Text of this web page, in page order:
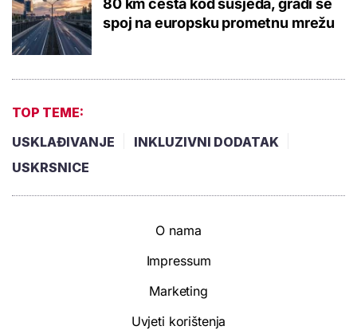
80 km cesta kod susjeda, gradi se
spoj na europsku prometnu mrežu
TOP TEME:
USKLAĐIVANJE
INKLUZIVNI DODATAK
USKRSNICE
O nama
Impressum
Marketing
Uvjeti korištenja